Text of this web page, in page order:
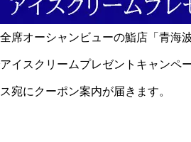
席オーシャンビューの鮨店「青海
アイスクリームプレゼントキャン
宛にクーポン案内が届きます。